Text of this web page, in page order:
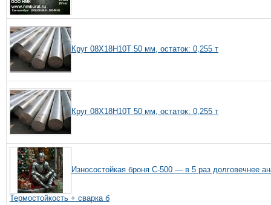
Круг 08Х18Н10Т 50 мм, остаток: 0,255 т
Круг 08Х18Н10Т 50 мм, остаток: 0,255 т
Износостойкая броня С-500 — в 5 раз долговечнее
Термостойкость + сварка б